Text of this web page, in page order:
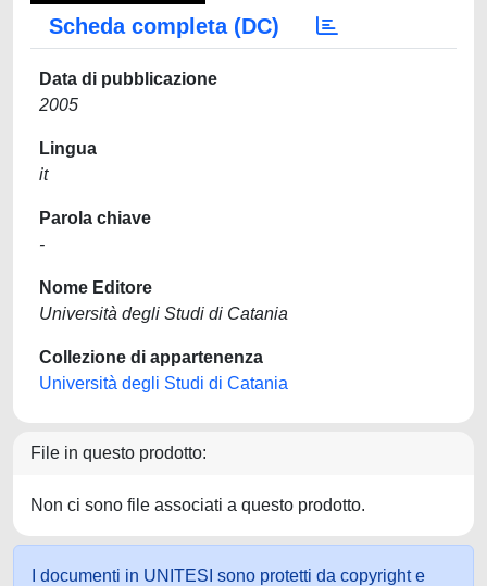
Scheda completa (DC)
Data di pubblicazione
2005
Lingua
it
Parola chiave
-
Nome Editore
Università degli Studi di Catania
Collezione di appartenenza
Università degli Studi di Catania
File in questo prodotto:
Non ci sono file associati a questo prodotto.
I documenti in UNITESI sono protetti da copyright e